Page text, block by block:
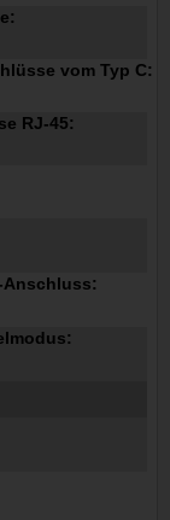
vom Typ C:
RJ-45: